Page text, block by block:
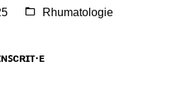
Rhumatologie